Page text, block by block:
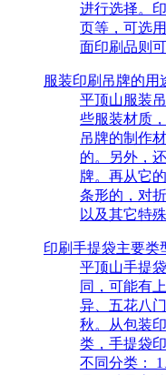
进行选择。
页等，可选
面印刷品则
服装印刷吊牌的用
平顶山服装
些服装材质
吊牌的制作
的。另外，
牌。再从它
条形的，对
以及其它特
印刷手提袋主要类
平顶山手提
同，可能有
异、五花八
秋。从包装
类，手提袋
不同分类：